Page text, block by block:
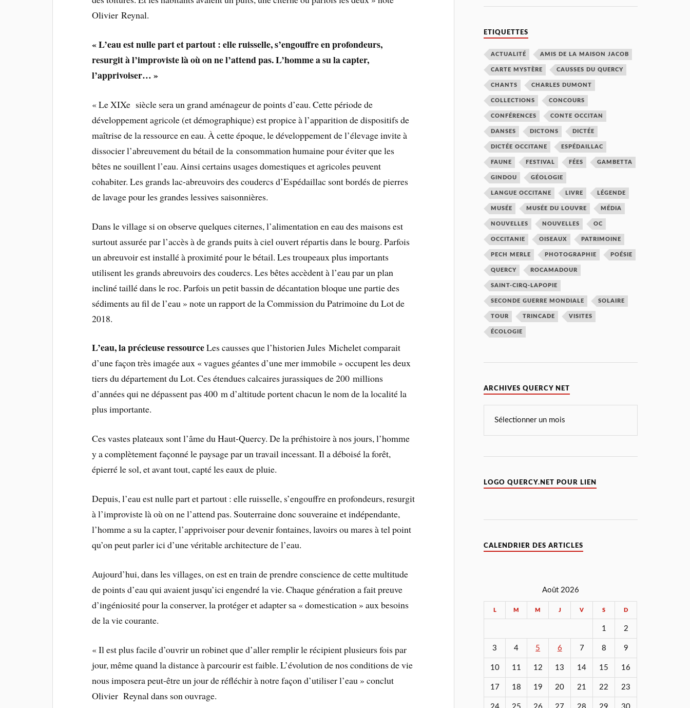
Olivier Reynal.
« L’eau est nulle part et partout : elle ruisselle, s’engouffre en profondeurs,
resurgit à l’improviste là où on ne l’attend pas. L’homme a su la capter,
l’apprivoiser… »
« Le XIXe siècle sera un grand aménageur de points d’eau. Cette période de
développement agricole (et démographique) est propice à l’apparition de dispositifs de
maîtrise de la ressource en eau. À cette époque, le développement de l’élevage invite à
dissocier l’abreuvement du bétail de la consommation humaine pour éviter que les
bêtes ne souillent l’eau. Ainsi certains usages domestiques et agricoles peuvent
cohabiter. Les grands lac-abreuvoirs des coudercs d’Espédaillac sont bordés de pierres
de lavage pour les grandes lessives saisonnières.
Dans le village si on observe quelques citernes, l’alimentation en eau des maisons est
surtout assurée par l’accès à de grands puits à ciel ouvert répartis dans le bourg. Parfois
un abreuvoir est installé à proximité pour le bétail. Les troupeaux plus importants
utilisent les grands abreuvoirs des coudercs. Les bêtes accèdent à l’eau par un plan
incliné taillé dans le roc. Parfois un petit bassin de décantation bloque une partie des
sédiments au fil de l’eau » note un rapport de la Commission du Patrimoine du Lot de
2018.
L’eau, la précieuse ressourceLes causses que l’historien Jules Michelet comparait
d’une façon très imagée aux « vagues géantes d’une mer immobile » occupent les deux
tiers du département du Lot. Ces étendues calcaires jurassiques de 200 millions
d’années qui ne dépassent pas 400 m d’altitude portent chacun le nom de la localité la
plus importante.
Ces vastes plateaux sont l’âme du Haut-Quercy. De la préhistoire à nos jours, l’homme
y a complètement façonné le paysage par un travail incessant. Il a déboisé la forêt,
épierré le sol, et avant tout, capté les eaux de pluie.
Depuis, l’eau est nulle part et partout : elle ruisselle, s’engouffre en profondeurs, resurgit
à l’improviste là où on ne l’attend pas. Souterraine donc souveraine et indépendante,
l’homme a su la capter, l’apprivoiser pour devenir fontaines, lavoirs ou mares à tel point
qu’on peut parler ici d’une véritable architecture de l’eau.
Aujourd’hui, dans les villages, on est en train de prendre conscience de cette multitude
de points d’eau qui avaient jusqu’ici engendré la vie. Chaque génération a fait preuve
d’ingéniosité pour la conserver, la protéger et adapter sa « domestication » aux besoins
de la vie courante.
« Il est plus facile d’ouvrir un robinet que d’aller remplir le récipient plusieurs fois par
jour, même quand la distance à parcourir est faible. L’évolution de nos conditions de vie
nous imposera peut-être un jour de réfléchir à notre façon d’utiliser l’eau » conclut
Olivier Reynal dans son ouvrage.
ETIQUETTES
ACTUALITÉ AMIS DE LA MAISON JACOB
CARTE MYSTÈRE CAUSSES DU QUERCY
CHANTS CHARLES DUMONT
COLLECTIONS CONCOURS
CONFÉRENCES CONTE OCCITAN
DANSES DICTONS DICTÉE
DICTÉE OCCITANE ESPÉDAILLAC
FAUNE FESTIVAL FÉES GAMBETTA
GINDOU GÉOLOGIE
LANGUE OCCITANE LIVRE LÉGENDE
MUSÉE MUSÉE DU LOUVRE MÉDIA
NOUVELLES NOUVELLES OC
OCCITANIE OISEAUX PATRIMOINE
PECH MERLE PHOTOGRAPHIE POÉSIE
QUERCY ROCAMADOUR
SAINT-CIRQ-LAPOPIE
SECONDE GUERRE MONDIALE SOLAIRE
TOUR TRINCADE VISITES
ÉCOLOGIE
ARCHIVES QUERCY NET
LOGO QUERCY.NET POUR LIEN
CALENDRIER DES ARTICLES
Août 2026
L M M J V S D
1 2
3 4 5 6 7 8 9
10 11 12 13 14 15 16
17 18 19 20 21 22 23